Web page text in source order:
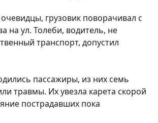
очевидцы, грузовик поворачивал с
на ул. Толеби, водитель, не
транспорт, допустил
пассажиры, из них семь
травмы. Их увезла карета скорой
пострадавших пока